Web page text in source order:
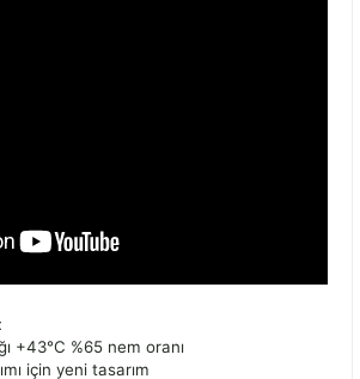
+43°C %65 nem oranı
için yeni tasarım